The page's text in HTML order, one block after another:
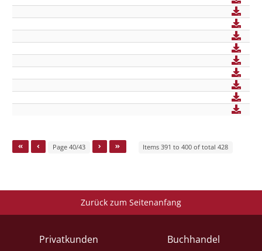
Page 40/43 Items 391 to 400 of total 428
Zurück zum Seitenanfang
Privatkunden Buchhandel